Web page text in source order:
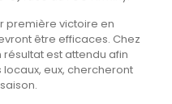
première victoire en
être efficaces. Chez
est attendu afin
eux, chercheront